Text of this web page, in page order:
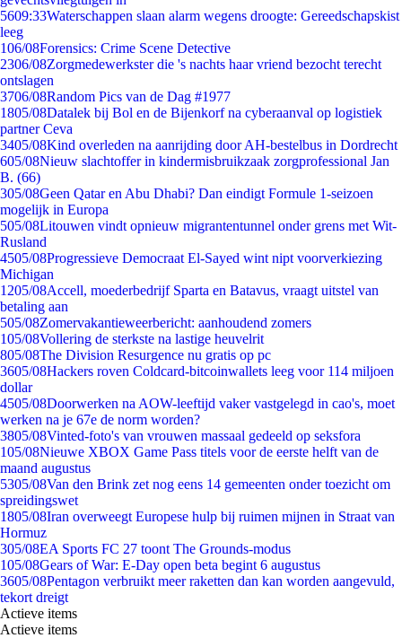
5609:33Waterschappen slaan alarm wegens droogte: Gereedschapskist
leeg
106/08Forensics: Crime Scene Detective
2306/08Zorgmedewerkster die 's nachts haar vriend bezocht terecht
ontslagen
3706/08Random Pics van de Dag #1977
1805/08Datalek bij Bol en de Bijenkorf na cyberaanval op logistiek
partner Ceva
3405/08Kind overleden na aanrijding door AH-bestelbus in Dordrecht
605/08Nieuw slachtoffer in kindermisbruikzaak zorgprofessional Jan
B. (66)
305/08Geen Qatar en Abu Dhabi? Dan eindigt Formule 1-seizoen
mogelijk in Europa
505/08Litouwen vindt opnieuw migrantentunnel onder grens met Wit-
Rusland
4505/08Progressieve Democraat El-Sayed wint nipt voorverkiezing
Michigan
1205/08Accell, moederbedrijf Sparta en Batavus, vraagt uitstel van
betaling aan
505/08Zomervakantieweerbericht: aanhoudend zomers
105/08Vollering de sterkste na lastige heuvelrit
805/08The Division Resurgence nu gratis op pc
3605/08Hackers roven Coldcard-bitcoinwallets leeg voor 114 miljoen
dollar
4505/08Doorwerken na AOW-leeftijd vaker vastgelegd in cao's, moet
werken na je 67e de norm worden?
3805/08Vinted-foto's van vrouwen massaal gedeeld op seksfora
105/08Nieuwe XBOX Game Pass titels voor de eerste helft van de
maand augustus
5305/08Van den Brink zet nog eens 14 gemeenten onder toezicht om
spreidingswet
1805/08Iran overweegt Europese hulp bij ruimen mijnen in Straat van
Hormuz
305/08EA Sports FC 27 toont The Grounds-modus
105/08Gears of War: E-Day open beta begint 6 augustus
3605/08Pentagon verbruikt meer raketten dan kan worden aangevuld,
tekort dreigt
Actieve items
Actieve items